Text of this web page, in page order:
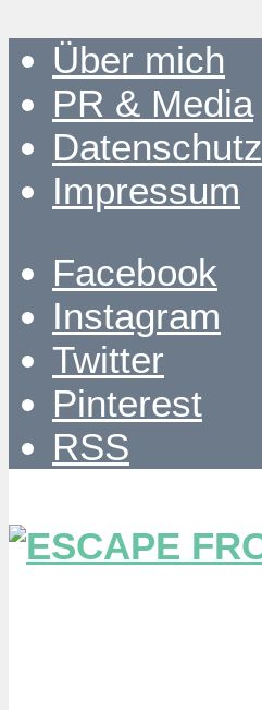
Über mich
PR & Media
Datenschutz
Impressum
Facebook
Instagram
Twitter
Pinterest
RSS